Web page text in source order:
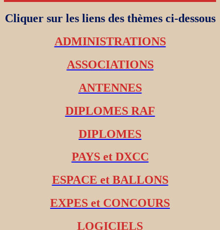
Cliquer sur les liens des thèmes ci-dessous
ADMINISTRATIONS
ASSOCIATIONS
ANTENNES
DIPLOMES RAF
DIPLOMES
PAYS et DXCC
ESPACE et BALLONS
EXPES et CONCOURS
LOGICIELS